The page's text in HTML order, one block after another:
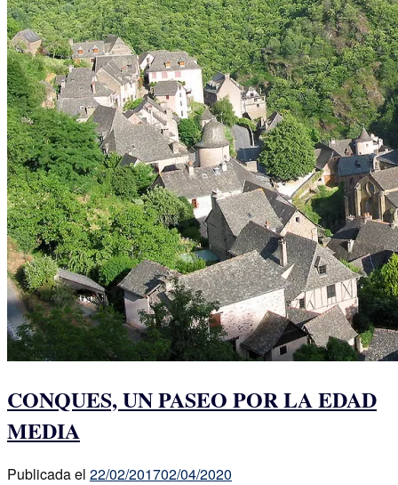
CONQUES, UN PASEO POR LA EDAD
MEDIA
Publicada el 22/02/201702/04/2020